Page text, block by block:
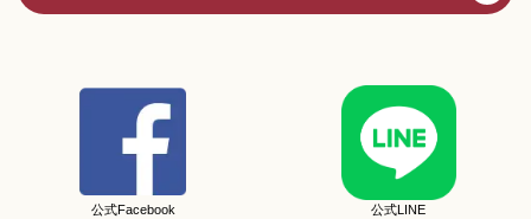
公式Facebook
公式LINE